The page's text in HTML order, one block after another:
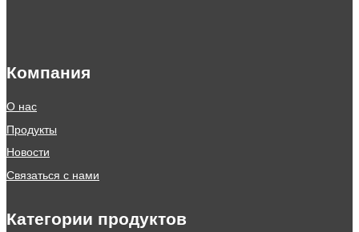
Компания
О нас
Продукты
Новости
Связаться с нами
Категории продуктов